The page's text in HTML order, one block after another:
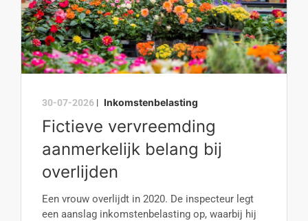
30-07-2026 | Inkomstenbelasting
Fictieve vervreemding
aanmerkelijk belang bij
overlijden
Een vrouw overlijdt in 2020. De inspecteur legt
een aanslag inkomstenbelasting op, waarbij hij